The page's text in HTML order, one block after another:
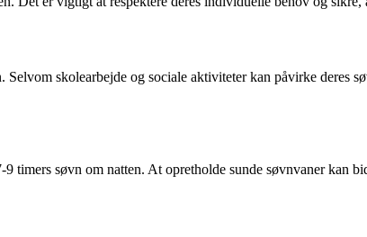
skolearbejde og sociale aktiviteter kan påvirke deres
timers søvn om natten. At opretholde sunde søvnvaner kan